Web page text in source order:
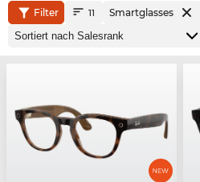
Filter 11 Smartglasses